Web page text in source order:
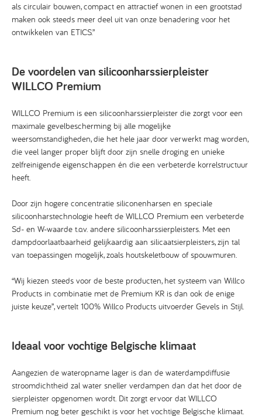
als circulair bouwen, compact en attractief wonen in een grootstad
maken ook steeds meer deel uit van onze benadering voor het
ontwikkelen van ETICS.”
De voordelen van silicoonharssierpleister
WILLCO Premium
WILLCO Premium is een silicoonharssierpleister die zorgt voor een
maximale gevelbescherming bij alle mogelijke
weersomstandigheden, die het hele jaar door verwerkt mag worden,
die veel langer proper blijft door zijn snelle droging en unieke
zelfreinigende eigenschappen én die een verbeterde korrelstructuur
heeft.
Door zijn hogere concentratie siliconenharsen en speciale
silicoonharstechnologie heeft de WILLCO Premium een verbeterde
Sd- en W-waarde t.o.v. andere silicoonharssierpleisters. Met een
dampdoorlaatbaarheid gelijkaardig aan silicaatsierpleisters, zijn tal
van toepassingen mogelijk, zoals houtskeletbouw of spouwmuren.
“Wij kiezen steeds voor de beste producten, het systeem van Willco
Products in combinatie met de Premium KR is dan ook de enige
juiste keuze”, vertelt 100% Willco Products uitvoerder Gevels in Stijl.
Ideaal voor vochtige Belgische klimaat
Aangezien de wateropname lager is dan de waterdampdiffusie
stroomdichtheid zal water sneller verdampen dan dat het door de
sierpleister opgenomen wordt. Dit zorgt ervoor dat WILLCO
Premium nog beter geschikt is voor het vochtige Belgische klimaat.